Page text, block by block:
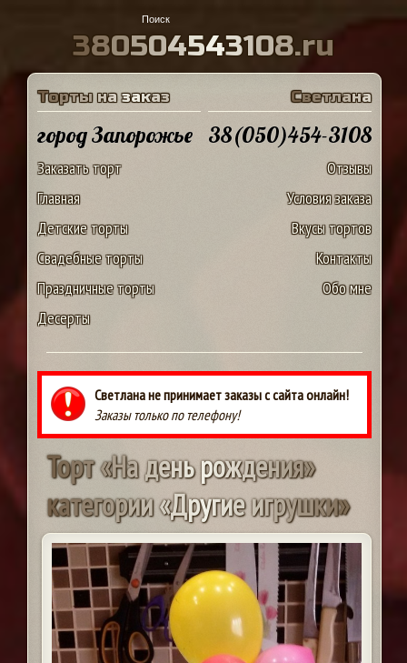
380504543108.ru
Торты на заказ
город Запорожье
Заказать торт
Главная
Детские торты
Свадебные торты
Праздничные торты
Десерты
Светлана
38(050)454-3108
Отзывы
Условия заказа
Вкусы тортов
Контакты
Обо мне
Светлана не принимает заказы с сайта онлайн!
Заказы только по телефону!
Торт«Наденьрождения»
категории«Другиеигрушки»